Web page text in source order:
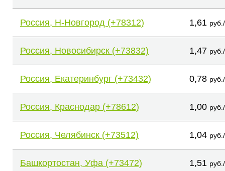
Россия, Н-Новгород (+78312) 1,61
Россия, Новосибирск (+73832) 1,47
Россия, Екатеринбург (+73432) 0,78
Россия, Краснодар (+78612) 1,00
Россия, Челябинск (+73512) 1,04
Башкортостан, Уфа (+73472) 1,51